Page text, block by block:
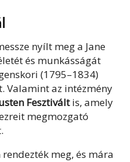
nyílt meg a Jane
és munkásságát
(1795–1834)
Valamint az intézmény
Fesztiváltis, amely
megmozgató
meg, és mára